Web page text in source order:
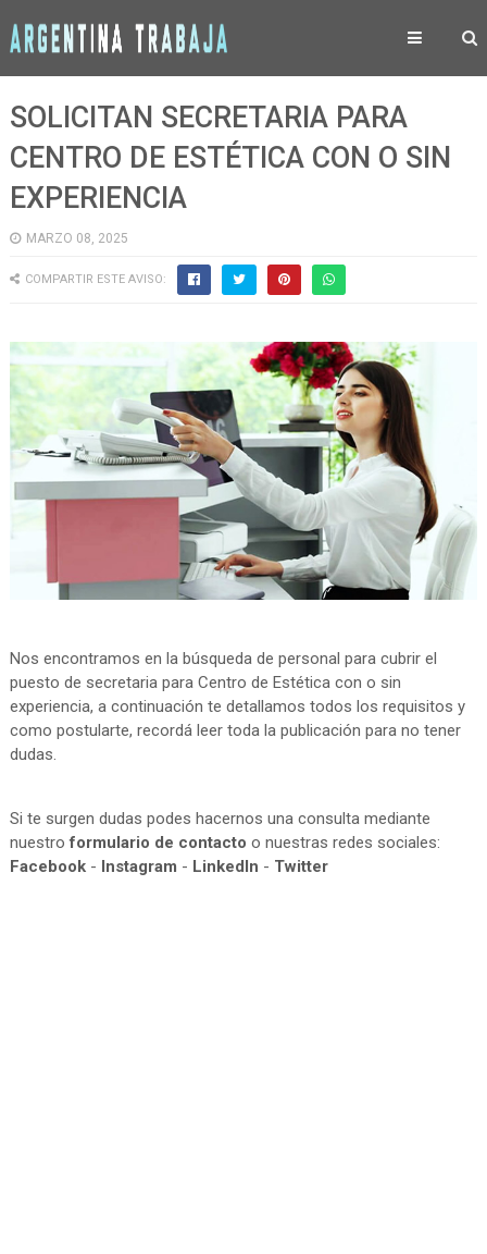
SOLICITAN SECRETARIA PARA
CENTRO DE ESTÉTICA CON O SIN
EXPERIENCIA
MARZO 08, 2025
COMPARTIR ESTE AVISO:
Nos encontramos en la búsqueda de personal para cubrir el
puesto de secretaria para Centro de Estética con o sin
experiencia, a continuación te detallamos todos los requisitos y
como postularte, recordá leer toda la publicación para no tener
dudas.
Si te surgen dudas podes hacernos una consulta mediante
nuestroformulario de contacto o nuestras redes sociales:
Facebook- Instagram - LinkedIn - Twitter